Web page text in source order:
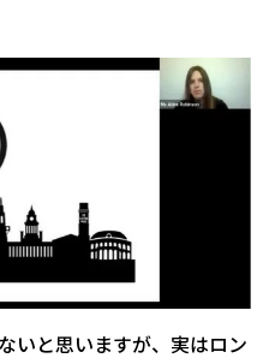
いと思いますが、実はロン